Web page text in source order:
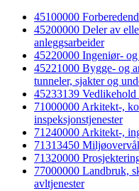
45100000
45200000 Deler av
anleggsarbeider
45220000 Ingeniør-
45221000 Bygge- og
tunneler, sjakter og
45233139 Vedlikehold
71000000 Arkitekt-,
inspeksjonstjenester
71240000 Arkitekt-,
71313450
71320000
77000000 Landbruk,
avltjenester